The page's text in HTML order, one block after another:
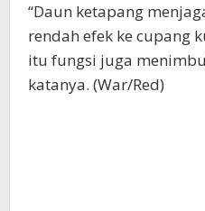
“Daun ketapang
rendah efek ke cupang
itu fungsi juga
katanya. (War/Red)